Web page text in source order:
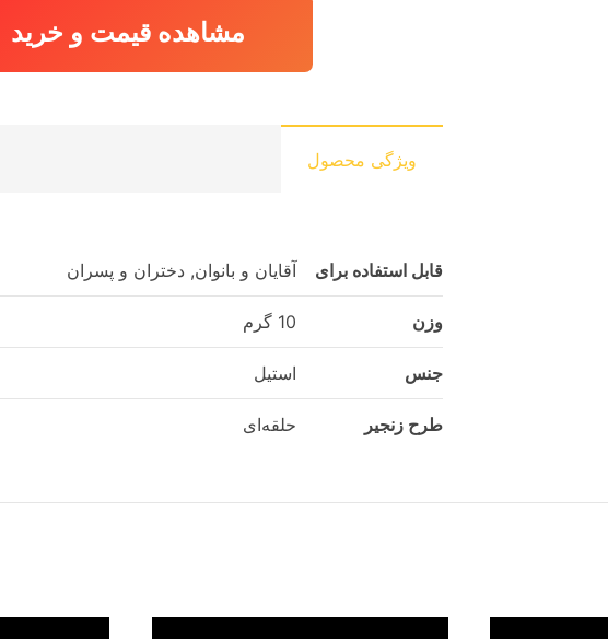
مشاهده قیمت و خرید
ویژگی محصول
قابل استفاده برای آقایان و بانوان, دختران و پسران
وزن 10 گرم
جنس استیل
طرح زنجیر حلقه‌ای